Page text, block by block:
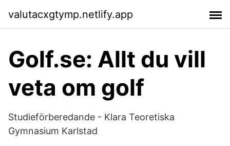
valutacxgtymp.netlify.app
Golf.se: Allt du vill
veta om golf
Studieförberedande - Klara Teoretiska
Gymnasium Karlstad